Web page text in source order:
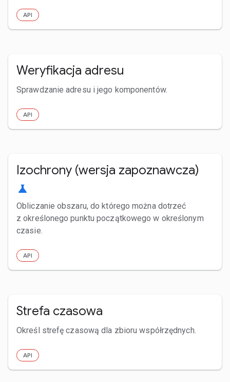
API
Weryfikacja adresu
Sprawdzanie adresu i jego komponentów.
API
Izochrony (wersja zapoznawcza)
science
Obliczanie obszaru, do którego można dotrzeć
z określonego punktu początkowego w określonym
czasie.
API
Strefa czasowa
Określ strefę czasową dla zbioru współrzędnych.
API